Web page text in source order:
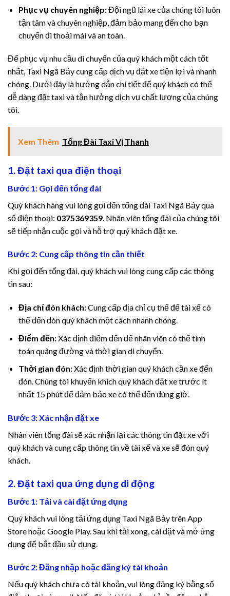
satın al
panel
panel
panel
panel
panel
panel
panel
panel
panel
panel
panel
panel
panel
panel
panel
panel
panel
panel
panel
Phục vụ chuyên nghiệp:Đội ngũ lái xe của chúng tôi luôn
tận tâm và chuyên nghiệp, đảm bảo mang đến cho bạn
chuyến đi thoải mái và an toàn.
Để phục vụ nhu cầu di chuyển của quý khách một cách tốt
nhất, Taxi Ngã Bảy cung cấp dịch vụ đặt xe tiện lợi và nhanh
chóng. Dưới đây là hướng dẫn chi tiết để quý khách có thể
dễ dàng đặt taxi và tận hưởng dịch vụ chất lượng của chúng
tôi.
Xem Thêm Tổng Đài Taxi Vị Thanh
1. Đặt taxi qua điện thoại
Bước 1: Gọi đến tổng đài
Quý khách hàng vui lòng gọi đến tổng đài Taxi Ngã Bảy qua
số điện thoại: 0375369359 . Nhân viên tổng đài của chúng tôi
sẽ tiếp nhận cuộc gọi và hỗ trợ quý khách đặt xe.
Bước 2: Cung cấp thông tin cần thiết
Khi gọi đến tổng đài, quý khách vui lòng cung cấp các thông
tin sau:
Địa chỉ đón khách:Cung cấp địa chỉ cụ thể để tài xế có
thể đến đón quý khách một cách nhanh chóng.
Điểm đến:Xác định điểm đến để nhân viên có thể tính
toán quãng đường và thời gian di chuyển.
Thời gian đón:Xác định thời gian quý khách cần xe đến
đón. Chúng tôi khuyến khích quý khách đặt xe trước ít
nhất 15 phút để đảm bảo xe có thể đến đúng giờ.
Bước 3: Xác nhận đặt xe
Nhân viên tổng đài sẽ xác nhận lại các thông tin đặt xe với
quý khách và cung cấp thông tin về tài xế và xe sẽ đón quý
khách.
2. Đặt taxi qua ứng dụng di động
Bước 1: Tải và cài đặt ứng dụng
Quý khách vui lòng tải ứng dụng Taxi Ngã Bảy trên App
Store hoặc Google Play. Sau khi tải xong, cài đặt và mở ứng
dụng để bắt đầu sử dụng.
Bước 2: Đăng nhập hoặc đăng ký tài khoản
Nếu quý khách chưa có tài khoản, vui lòng đăng ký bằng số